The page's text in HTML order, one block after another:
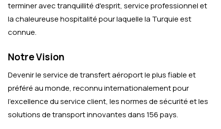
terminer avec tranquillité d'esprit, service professionnel et
la chaleureuse hospitalité pour laquelle la Turquie est
connue.
Notre Vision
Devenir le service de transfert aéroport le plus fiable et
préféré au monde, reconnu internationalement pour
l'excellence du service client, les normes de sécurité et les
solutions de transport innovantes dans 156 pays.